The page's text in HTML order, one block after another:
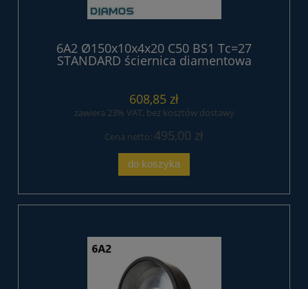
6A2 Ø150x10x4x20 C50 BS1 Tc=27
STANDARD ściernica diamentowa
608,85 zł
zawiera 23% VAT, bez kosztów dostawy
Cena netto: 495,00 zł
do koszyka